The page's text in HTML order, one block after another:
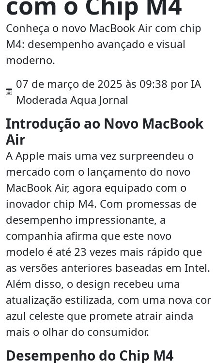
Conheça o novo MacBook Air com chip
M4: desempenho avançado e visual
moderno.
07 de março de 2025 às 09:38 por IA
Moderada Aqua Jornal
Introdução ao Novo MacBook
Air
A Apple mais uma vez surpreendeu o
mercado com o lançamento do novo
MacBook Air, agora equipado com o
inovador chip M4. Com promessas de
desempenho impressionante, a
companhia afirma que este novo
modelo é até 23 vezes mais rápido que
as versões anteriores baseadas em Intel.
Além disso, o design recebeu uma
atualização estilizada, com uma nova cor
azul celeste que promete atrair ainda
mais o olhar do consumidor.
Desempenho do Chip M4